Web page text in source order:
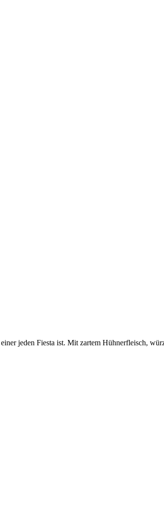
jeden Fiesta ist. Mit zartem Hühnerfleisch,